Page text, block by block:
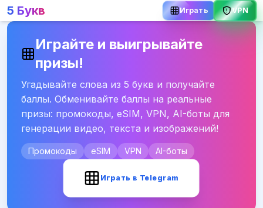
5 Букв Играть VPN
Играйте и выигрывайте
призы!
Угадывайте слова из 5 букв и получайте
баллы. Обменивайте баллы на реальные
призы: промокоды, eSIM, VPN, AI-боты для
генерации видео, текста и изображений!
Промокоды eSIM VPN AI-боты
Играть в Telegram